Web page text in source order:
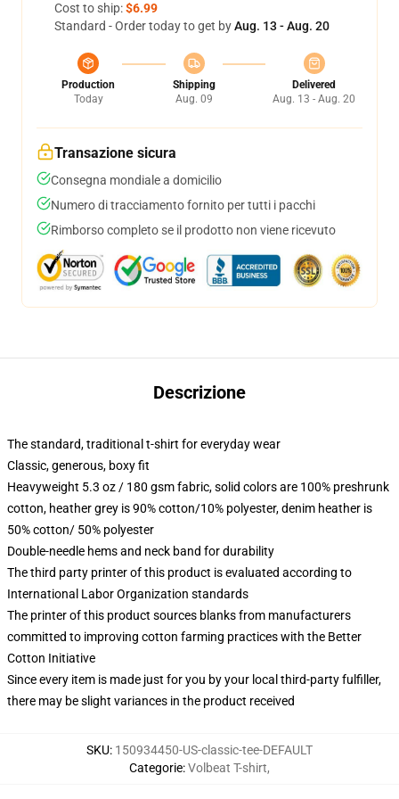
Cost to ship:$6.99
Standard - Order today to get byAug. 13 - Aug. 20
Production
Today
Shipping
Aug. 09
Delivered
Aug. 13 - Aug. 20
Transazione sicura
Consegna mondiale a domicilio
Numero di tracciamento fornito per tutti i pacchi
Rimborso completo se il prodotto non viene ricevuto
Descrizione
The standard, traditional t-shirt for everyday wear
Classic, generous, boxy fit
Heavyweight 5.3 oz / 180 gsm fabric, solid colors are 100% preshrunk
cotton, heather grey is 90% cotton/10% polyester, denim heather is
50% cotton/ 50% polyester
Double-needle hems and neck band for durability
The third party printer of this product is evaluated according to
International Labor Organization standards
The printer of this product sources blanks from manufacturers
committed to improving cotton farming practices with the Better
Cotton Initiative
Since every item is made just for you by your local third-party fulfiller,
there may be slight variances in the product received
SKU: 150934450-US-classic-tee-DEFAULT
Categorie:Volbeat T-shirt,